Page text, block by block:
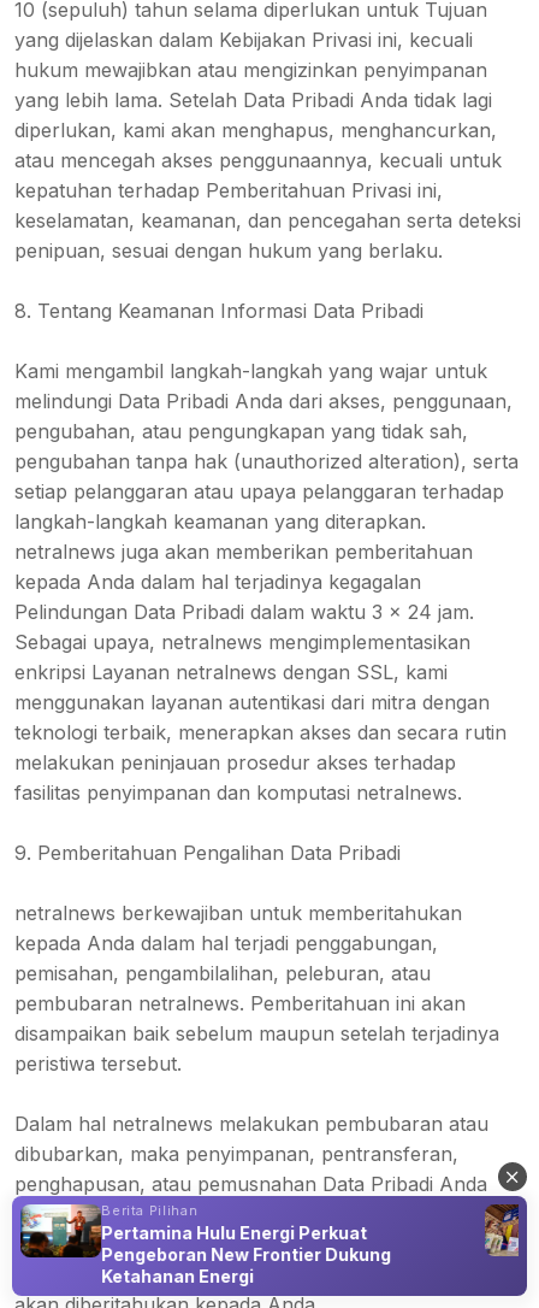
10 (sepuluh) tahun selama diperlukan untuk Tujuan
yang dijelaskan dalam Kebijakan Privasi ini, kecuali
hukum mewajibkan atau mengizinkan penyimpanan
yang lebih lama. Setelah Data Pribadi Anda tidak lagi
diperlukan, kami akan menghapus, menghancurkan,
atau mencegah akses penggunaannya, kecuali untuk
kepatuhan terhadap Pemberitahuan Privasi ini,
keselamatan, keamanan, dan pencegahan serta deteksi
penipuan, sesuai dengan hukum yang berlaku.
8. Tentang Keamanan Informasi Data Pribadi
Kami mengambil langkah-langkah yang wajar untuk
melindungi Data Pribadi Anda dari akses, penggunaan,
pengubahan, atau pengungkapan yang tidak sah,
pengubahan tanpa hak (unauthorized alteration), serta
setiap pelanggaran atau upaya pelanggaran terhadap
langkah-langkah keamanan yang diterapkan.
netralnews juga akan memberikan pemberitahuan
kepada Anda dalam hal terjadinya kegagalan
Pelindungan Data Pribadi dalam waktu 3 x 24 jam.
Sebagai upaya, netralnews mengimplementasikan
enkripsi Layanan netralnews dengan SSL, kami
menggunakan layanan autentikasi dari mitra dengan
teknologi terbaik, menerapkan akses dan secara rutin
melakukan peninjauan prosedur akses terhadap
fasilitas penyimpanan dan komputasi netralnews.
9. Pemberitahuan Pengalihan Data Pribadi
netralnews berkewajiban untuk memberitahukan
kepada Anda dalam hal terjadi penggabungan,
pemisahan, pengambilalihan, peleburan, atau
pembubaran netralnews. Pemberitahuan ini akan
disampaikan baik sebelum maupun setelah terjadinya
peristiwa tersebut.
Dalam hal netralnews melakukan pembubaran atau
dibubarkan, maka penyimpanan, pentransferan,
penghapusan, atau pemusnahan Data Pribadi Anda
akan dilaksanakan sesuai ketentuan hukum yang
berlaku. Penyimpanan, pentransferan, penghapusan,
atau pemusnahan Data Pribadi sebagaimana dimaksud
Berita Pilihan
Pertamina Hulu Energi Perkuat
Pengeboran New Frontier Dukung
Ketahanan Energi